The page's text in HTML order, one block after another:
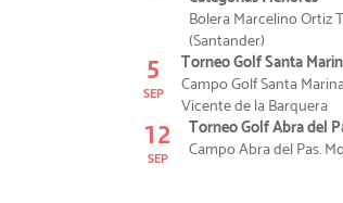
Bolera Marcelino Ortiz
(Santander)
5
SEP
Torneo Golf Santa
Campo Golf Santa
Vicente de la Barquera
12
SEP
Torneo Golf Abra del
Campo Abra del Pas.